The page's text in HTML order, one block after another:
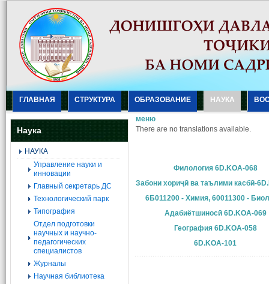
ГЛАВНАЯ СТРУКТУРА ОБРАЗОВАНИЕ НАУКА
Наука
НАУКА
Управление науки и
инновации
Главный секретарь ДС
Технологический парк
Типография
Отдел подготовки
научных и научно-
педагогических
специалистов
Журналы
Научная библиотека
меню
There are no translations available.
Филология 6D.KOA-068
Забони хориҷӣ ва таълими касбӣ-
6Б011200 - Химия, 60011300 -
Адабиётшиносӣ 6D.KOA-069
География 6D.KOA-058
6D.KOA-101